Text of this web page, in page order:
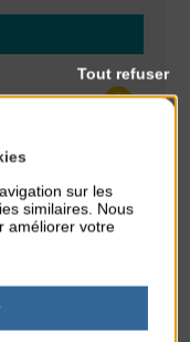
sur les
similaires. Nous
améliorer votre
Tout refuser